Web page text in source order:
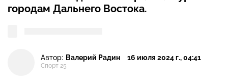
городам Дальнего Востока.
Автор: Валерий Радин
Спорт 25
16 июля 2024 г., 04:41